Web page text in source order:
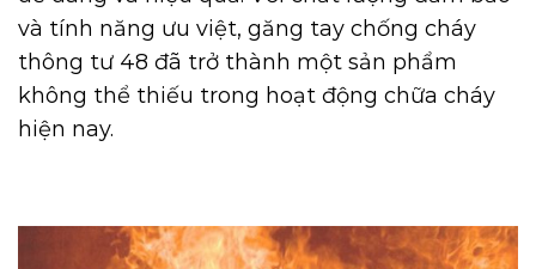
và tính năng ưu việt, găng tay chống cháy
thông tư 48 đã trở thành một sản phẩm
không thể thiếu trong hoạt động chữa cháy
hiện nay.